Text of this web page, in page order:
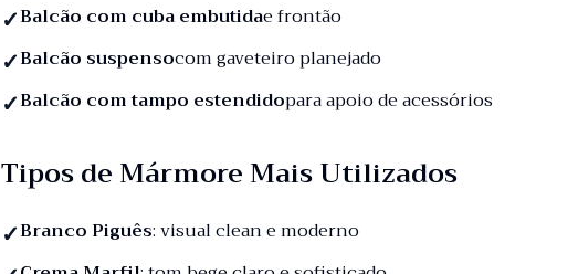
Balcão com cuba embutidae frontão
Balcão suspensocom gaveteiro planejado
Balcão com tampo estendidopara apoio de acessórios
Tipos de Mármore Mais Utilizados
Branco Piguês: visual clean e moderno